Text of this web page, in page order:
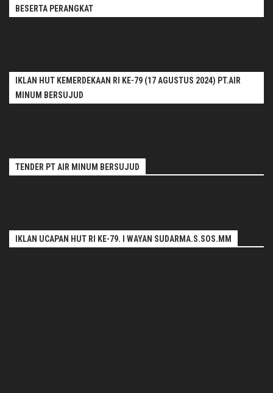
BESERTA PERANGKAT
IKLAN HUT KEMERDEKAAN RI KE-79 (17 AGUSTUS 2024) PT.AIR
MINUM BERSUJUD
TENDER PT AIR MINUM BERSUJUD
IKLAN UCAPAN HUT RI KE-79. I WAYAN SUDARMA.S.SOS.MM